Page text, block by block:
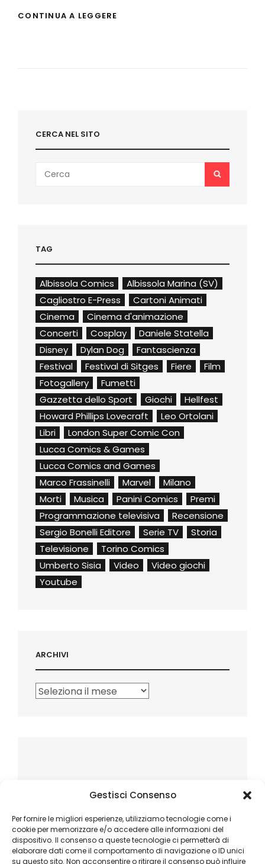
Gestisci Consenso
Per fornire le migliori esperienze, utilizziamo tecnologie come i
cookie per memorizzare e/o accedere alle informazioni del
dispositivo. Il consenso a queste tecnologie ci permetterà di
elaborare dati come il comportamento di navigazione o ID unici
su questo sito. Non acconsentire o ritirare il consenso può influire
CONTINUA A LEGGERE
CERCA NEL SITO
for:
SEARCH
TAG
Albissola Comics
Albissola Marina (SV)
Cagliostro E-Press
Cartoni Animati
Cinema
Cinema d'animazione
Concerti
Cosplay
Daniele Statella
Disney
Dylan Dog
Fantascienza
Festival
Festival di Sitges Fiere
Film
Fotogallery
Fumetti
Gazzetta dello Sport
Giochi
Hellfest
Howard Phillips Lovecraft
Leo Ortolani
Libri
London Super Comic Con
Lucca Comics & Games
Lucca Comics and Games
Marco Frassinelli
Marvel
Milano
Morti
Musica Panini Comics
Premi
Programmazione televisiva
Recensione
Sergio Bonelli Editore
Serie TV
Storia
Televisione
Torino Comics
Umberto Sisia
Video
Video giochi
Youtube
ARCHIVI
Archivi